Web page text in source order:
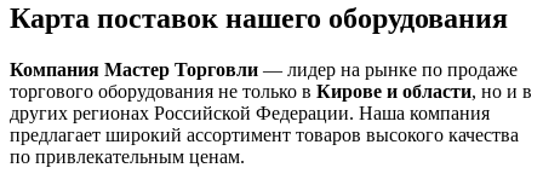
Карта поставок нашего оборудования
Компания Мастер Торговли — лидер на рынке по продаже
торгового оборудования не только в Кирове и области, но и в
других регионах Российской Федерации. Наша компания
предлагает широкий ассортимент товаров высокого качества
по привлекательным ценам.